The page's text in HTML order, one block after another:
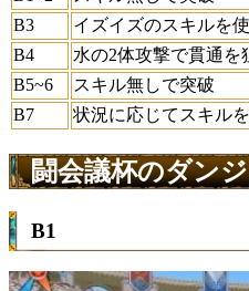
B3
イズイズのスキルを
B4
水の2体攻撃で貫通を
B5~6
スキル無しで突破
B7
状況に応じてスキル
闘会議杯のダン
B1